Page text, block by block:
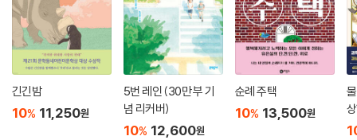
긴긴밤
10% 11,250원
5번 레인 (30만 부 기
념 리커버)
10% 12,600원
순례 주택
10% 13,500원